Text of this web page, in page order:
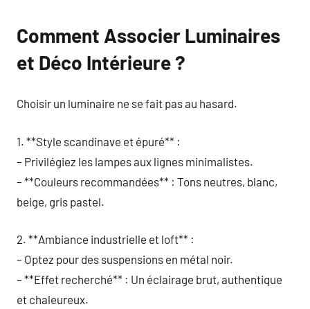
Comment Associer Luminaires
et Déco Intérieure ?
Choisir un luminaire ne se fait pas au hasard.
1. **Style scandinave et épuré** :
– Privilégiez les lampes aux lignes minimalistes.
– **Couleurs recommandées** : Tons neutres, blanc,
beige, gris pastel.
2. **Ambiance industrielle et loft** :
– Optez pour des suspensions en métal noir.
– **Effet recherché** : Un éclairage brut, authentique
et chaleureux.